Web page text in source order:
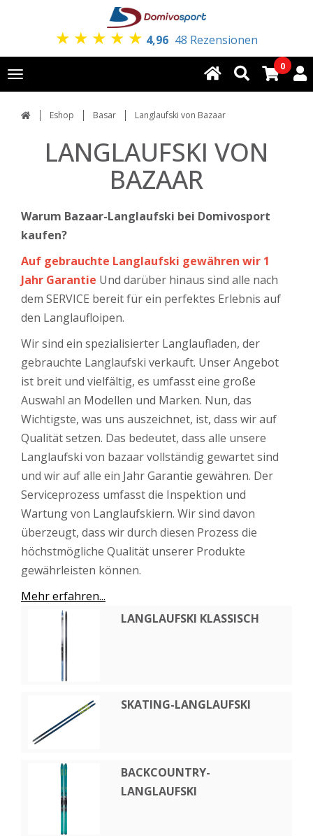
★ ★ ★ ★ ★ 4,96 48 Rezensionen
Toggle
navigation
0
Eshop Basar Langlaufski von Bazaar
LANGLAUFSKI VON
BAZAAR
Warum Bazaar-Langlaufski bei Domivosport
kaufen?
Auf gebrauchte Langlaufski gewähren wir 1
Jahr Garantie Und darüber hinaus sind alle nach
dem SERVICE bereit für ein perfektes Erlebnis auf
den Langlaufloipen.
Wir sind ein spezialisierter Langlaufladen, der
gebrauchte Langlaufski verkauft. Unser Angebot
ist breit und vielfältig, es umfasst eine große
Auswahl an Modellen und Marken. Nun, das
Wichtigste, was uns auszeichnet, ist, dass wir auf
Qualität setzen. Das bedeutet, dass alle unsere
Langlaufski von bazaar vollständig gewartet sind
und wir auf alle ein Jahr Garantie gewähren. Der
Serviceprozess umfasst die Inspektion und
Wartung von Langlaufskiern. Wir sind davon
überzeugt, dass wir durch diesen Prozess die
höchstmögliche Qualität unserer Produkte
gewährleisten können.
Mehr erfahren...
LANGLAUFSKI KLASSISCH
SKATING-LANGLAUFSKI
BACKCOUNTRY-
LANGLAUFSKI